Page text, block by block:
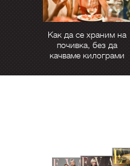
Как да се храним на
почивка, без да
качваме килограми